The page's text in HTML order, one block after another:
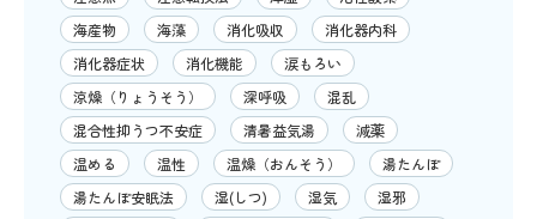
海産物
海藻 消化吸収
消化器内科
消化器症状
消化機能
涙もろい
涼燥（りょうそう）
深呼吸
混乱
混合性抑うつ不安症
清暑益気湯
減薬
温める
温性 温燥（おんそう）
湯たんぽ
湯たんぽ安眠法
湿(しつ) 湿気
湿邪